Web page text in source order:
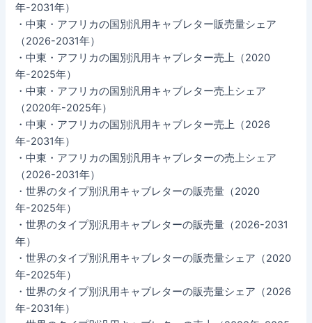
年-2031年）
・中東・アフリカの国別汎用キャブレター販売量シェア
（2026-2031年）
・中東・アフリカの国別汎用キャブレター売上（2020
年-2025年）
・中東・アフリカの国別汎用キャブレター売上シェア
（2020年-2025年）
・中東・アフリカの国別汎用キャブレター売上（2026
年-2031年）
・中東・アフリカの国別汎用キャブレターの売上シェア
（2026-2031年）
・世界のタイプ別汎用キャブレターの販売量（2020
年-2025年）
・世界のタイプ別汎用キャブレターの販売量（2026-2031
年）
・世界のタイプ別汎用キャブレターの販売量シェア（2020
年-2025年）
・世界のタイプ別汎用キャブレターの販売量シェア（2026
年-2031年）